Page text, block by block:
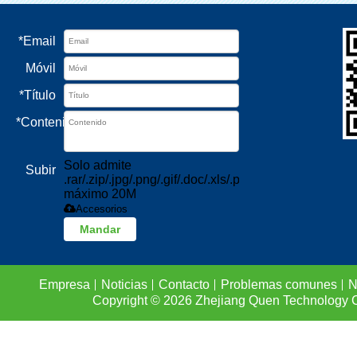
*Email
Móvil
*Título
*Contenido
Subir
Solo admite
.rar/.zip/.jpg/.png/.gif/.doc/.xls/.pdf,
máximo 20M
Accesorios
Mandar
Empresa Noticias Contacto Problemas comunes
Copyright © 2026Zhejiang Quen Technology